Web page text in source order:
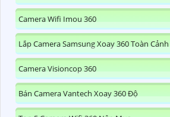
Camera Wifi Imou 360
Lắp Camera Samsung Xoay 360 Toàn Cảnh
Camera Visioncop 360
Bán Camera Vantech Xoay 360 Độ